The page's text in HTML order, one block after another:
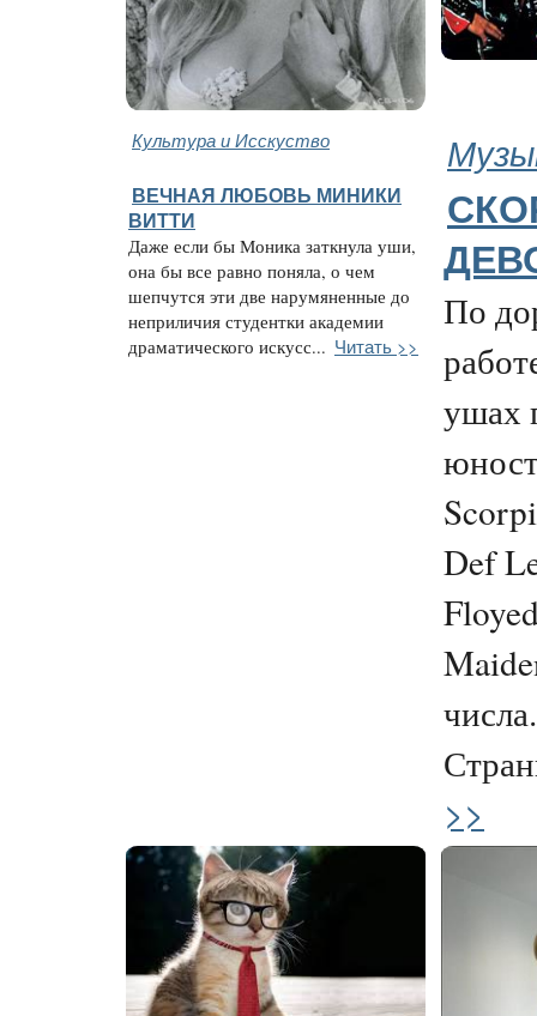
Культура и Исскуство
ВЕЧНАЯ ЛЮБОВЬ МИНИКИ
ВИТТИ
Даже если бы Моника заткнула уши,
она бы все равно поняла, о чем
шепчутся эти две нарумяненные до
неприличия студентки академии
драматического искусс... Читать >>
По
ушах
Def
числа.
>>